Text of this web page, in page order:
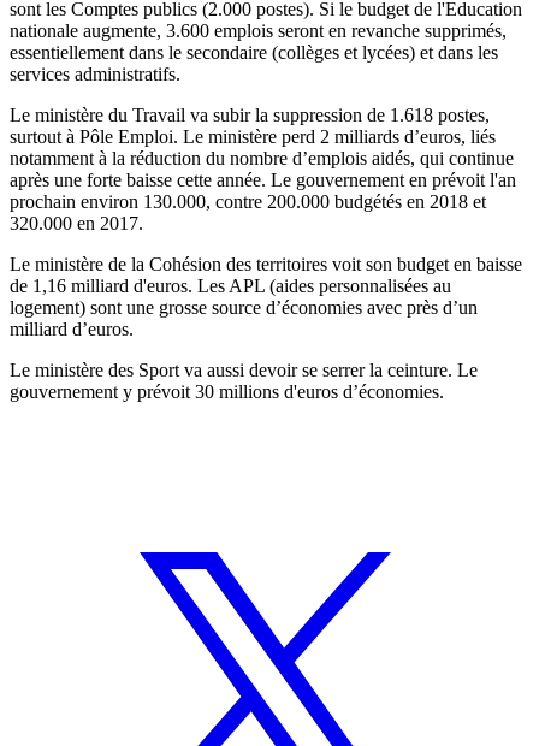
sont les Comptes publics (2.000 postes). Si le budget de l'Education
nationale augmente, 3.600 emplois seront en revanche supprimés,
essentiellement dans le secondaire (collèges et lycées) et dans les
services administratifs.
Le ministère du Travail va subir la suppression de 1.618 postes,
surtout à Pôle Emploi. Le ministère perd 2 milliards d’euros, liés
notamment à la réduction du nombre d’emplois aidés, qui continue
après une forte baisse cette année. Le gouvernement en prévoit l'an
prochain environ 130.000, contre 200.000 budgétés en 2018 et
320.000 en 2017.
Le ministère de la Cohésion des territoires voit son budget en baisse
de 1,16 milliard d'euros. Les APL (aides personnalisées au
logement) sont une grosse source d’économies avec près d’un
milliard d’euros.
Le ministère des Sport va aussi devoir se serrer la ceinture. Le
gouvernement y prévoit 30 millions d'euros d’économies.